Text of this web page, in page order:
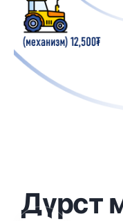
Дүрст